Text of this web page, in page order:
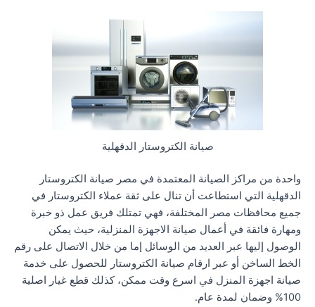
صيانة الكتروستار الدقهلية
واحدة من مراكز الصيانة المعتمدة في مصر صيانة الكتروستار
الدقهلية التي استطاعت أن تنال على ثقة عملاء الكتروستار في
جميع محافظات مصر المختلفة، فهي تمتلك فريق عمل ذو خبرة
ومهارة فائقة في أعمال صيانة الاجهزة المنزلية، حيث يمكن
الوصول إليها عبر العديد من الوسائل إما من خلال الاتصال على رقم
الخط الساخن أو عبر ارقام صيانة الكتروستار للحصول على خدمة
صيانة اجهزة المنزل في اسرع وقت ممكن، كذلك قطع غيار اصلية
100% وضمان لمدة عام.